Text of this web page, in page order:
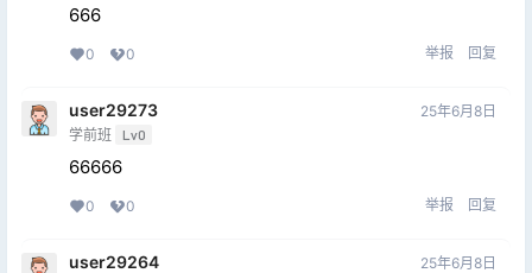
666
0 0 举报 回复
user29273
学前班 Lv0
25年6月8日
66666
0 0 举报 回复
user29264 25年6月8日